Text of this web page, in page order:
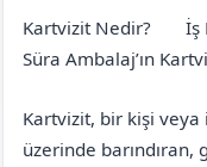
Kartvizit Nedir?
İş
Süra Ambalaj’ın
Kartvizit, bir kişi
üzerinde